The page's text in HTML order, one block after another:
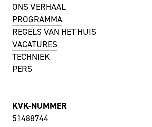
ONS VERHAAL
PROGRAMMA
REGELS VAN HET HUIS
VACATURES
TECHNIEK
PERS
KVK-NUMMER
51488744